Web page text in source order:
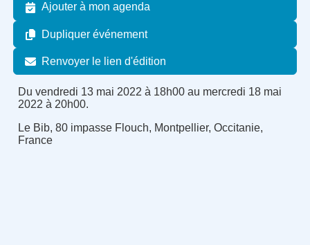
Ajouter à mon agenda
Dupliquer événement
Renvoyer le lien d'édition
Du vendredi 13 mai 2022 à 18h00 au mercredi 18 mai
2022 à 20h00.
Le Bib, 80 impasse Flouch, Montpellier, Occitanie,
France